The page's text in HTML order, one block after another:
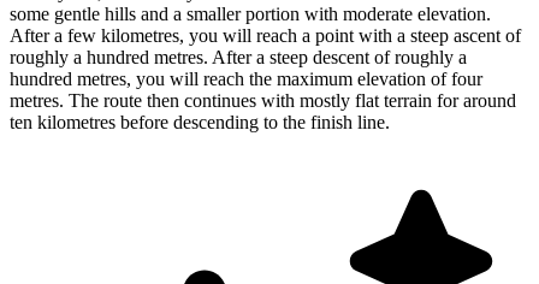
some gentle hills and a smaller portion with moderate elevation.
After a few kilometres, you will reach a point with a steep ascent of
roughly a hundred metres. After a steep descent of roughly a
hundred metres, you will reach the maximum elevation of four
metres. The route then continues with mostly flat terrain for around
ten kilometres before descending to the finish line.